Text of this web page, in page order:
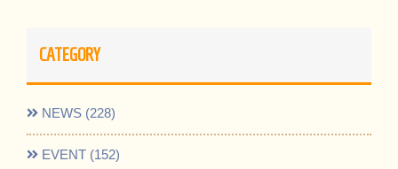
CATEGORY
NEWS (228)
EVENT (152)